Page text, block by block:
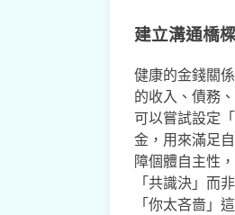
建立溝通橋
健康的金錢關
的收入、債務
可以嘗試設定
金，用來滿足
障個體自主性
「共識決」而
「你太吝嗇